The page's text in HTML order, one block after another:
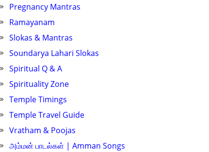
Pregnancy Mantras
Ramayanam
Slokas & Mantras
Soundarya Lahari Slokas
Spiritual Q & A
Spirituality Zone
Temple Timings
Temple Travel Guide
Vratham & Poojas
அம்மன் பாடல்கள் | Amman Songs